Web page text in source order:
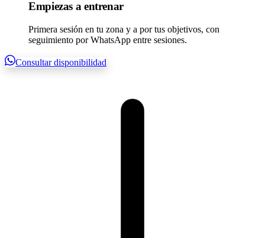
Empiezas a entrenar
Primera sesión en tu zona y a por tus objetivos, con
seguimiento por WhatsApp entre sesiones.
Consultar disponibilidad